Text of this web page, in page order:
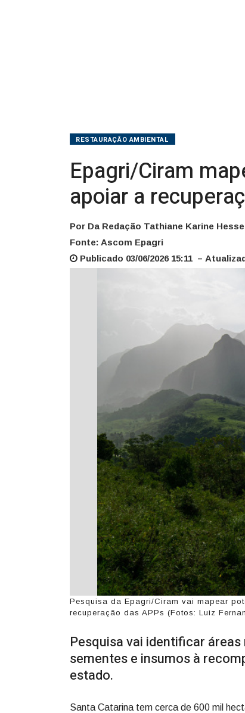
RESTAURAÇÃO AMBIENTAL
Epagri/Ciram
apoiar a
Por Da Redação Tathiane Karine
Fonte: Ascom Epagri
Publicado 03/06/2026 15:11 –
Pesquisa da Epagri/Ciram vai mapear
recuperação das APPs (Fotos: Luiz
Pesquisa vai identificar
sementes e insumos à
estado.
Santa Catarina tem cerca de 600 mil